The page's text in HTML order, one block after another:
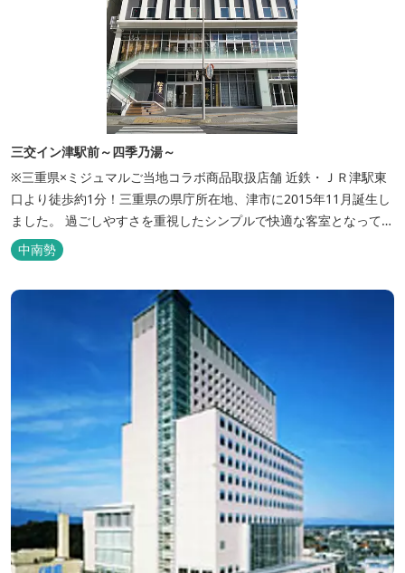
三交イン津駅前～四季乃湯～
※三重県×ミジュマルご当地コラボ商品取扱店舗 近鉄・ＪＲ津駅東
口より徒歩約1分！三重県の県庁所在地、津市に2015年11月誕生し
ました。 過ごしやすさを重視したシンプルで快適な客室となってお
り、ベッドはワイドなサイズで、羽毛布団をご用意。女性にやさし
いアメニティグッズを取り揃えており、連泊の方用にコインランド
中南勢